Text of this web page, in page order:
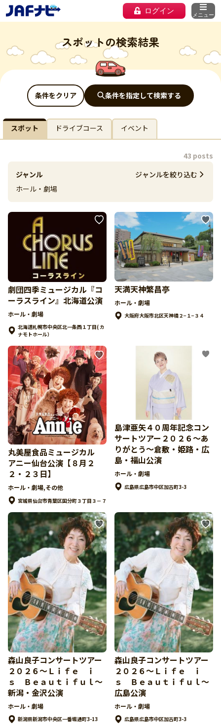
ログイン メニュー
スポットの検索結果
条件をクリア 条件を指定して検索する
スポット ドライブコース イベント
ジャンル
ホール・劇場
ジャンルを絞り込む
43 posts
劇団四季ミュージカル『コ
ーラスライン』北海道公演
ホール・劇場
北海道札幌市中央区北一条西１丁目( カ
ナモトホール）
天満天神繁昌亭
ホール・劇場
大阪府大阪市北区天神橋２−１−３４
丸美屋食品ミュージカル
アニー仙台公演【８月２
２・２３日】
ホール・劇場,その他
宮城県仙台市青葉区国分町３丁目３－７
島津亜矢４０周年記念コン
サートツアー２０２６～あ
りがとう～倉敷・姫路・広
島・福山公演
ホール・劇場
広島県広島市中区加古町3-3
森山良子コンサートツアー
２０２６～Ｌｉｆｅ ｉ
ｓ Ｂｅａｕｔｉｆｕｌ～
新潟・金沢公演
ホール・劇場
新潟県新潟市中央区一番堀通町3-13
森山良子コンサートツアー
２０２６～Ｌｉｆｅ ｉ
ｓ Ｂｅａｕｔｉｆｕｌ～
広島公演
ホール・劇場
広島県広島市中区加古町3-3